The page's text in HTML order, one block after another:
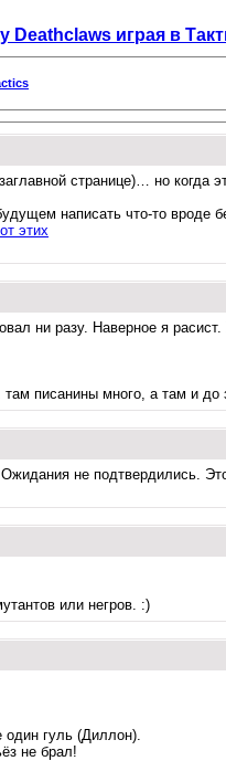
Deathclaws играя в
странице)… но когда
написать что-то вроде
этих
ни разу. Наверное я
писанины много, а там и до
не подтвердились.
или негров. :)
гуль (Диллон).
не брал!